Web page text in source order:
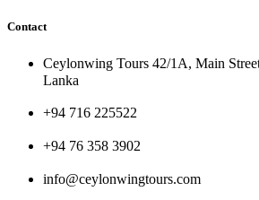
Contact
Ceylonwing Tours 42/1A, Main
Lanka
+94 716 225522
+94 76 358 3902
info@ceylonwingtours.com